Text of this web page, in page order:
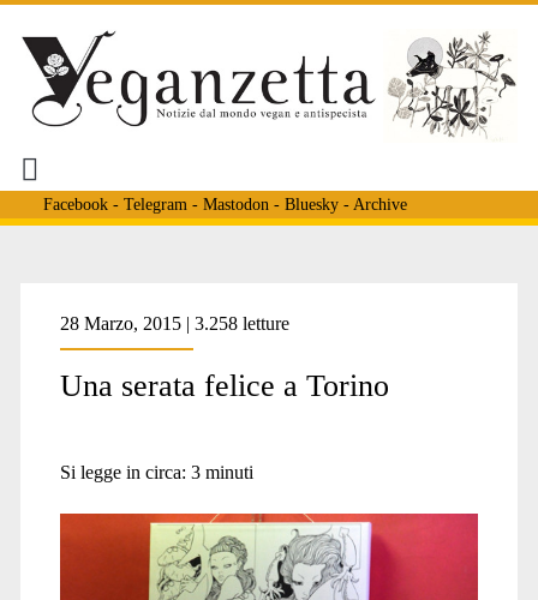
Facebook- Telegram - Mastodon - Bluesky- Archive
28 Marzo, 2015 | 3.258 letture
Una serata felice a Torino
Si legge in circa: 3 minuti